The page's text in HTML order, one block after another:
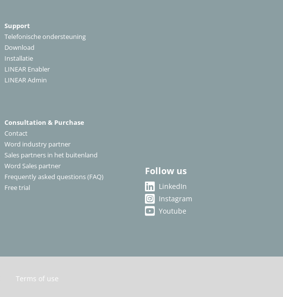
Support
Telefonische ondersteuning
Download
Installatie
LINEAR Enabler
LINEAR Admin
Consultation & Purchase
Contact
Word industry partner
Sales partners in het buitenland
Word Sales partner
Frequently asked questions (FAQ)
Free trial
Follow us
LinkedIn
Instagram
Youtube
Terms of use